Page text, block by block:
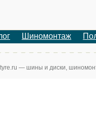
Шиномонтаж
— шины и диски,